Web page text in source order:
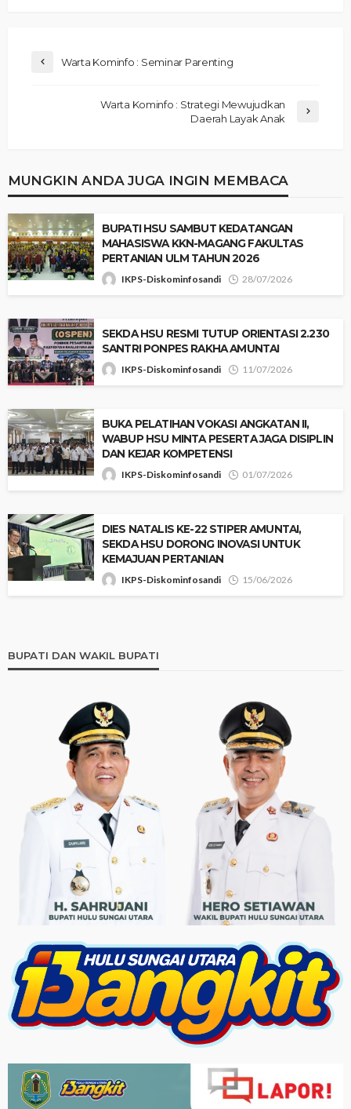
Warta Kominfo : Seminar Parenting
Warta Kominfo : Strategi Mewujudkan
Daerah Layak Anak
MUNGKIN ANDA JUGA INGIN MEMBACA
‎BUPATI HSU SAMBUT KEDATANGAN
MAHASISWA KKN-MAGANG FAKULTAS
PERTANIAN ULM TAHUN 2026 ‎
IKPS-Diskominfosandi 28/07/2026
SEKDA HSU RESMI TUTUP ORIENTASI 2.230
SANTRI PONPES RAKHA AMUNTAI
IKPS-Diskominfosandi 11/07/2026
BUKA PELATIHAN VOKASI ANGKATAN II,
WABUP HSU MINTA PESERTA JAGA DISIPLIN
DAN KEJAR KOMPETENSI
IKPS-Diskominfosandi 01/07/2026
‎DIES NATALIS KE-22 STIPER AMUNTAI,
SEKDA HSU DORONG INOVASI UNTUK
KEMAJUAN PERTANIAN
IKPS-Diskominfosandi 15/06/2026
BUPATI DAN WAKIL BUPATI